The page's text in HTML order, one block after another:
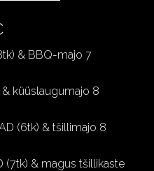
& BBQ-majo 7
& küüslaugumajo 8
(6tk) & tšillimajo 8
(7tk) & magus tšillikaste